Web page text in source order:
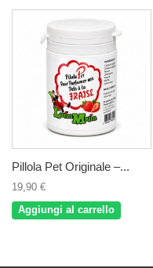
Pillola Pet Originale –...
19,90 €
Aggiungi al carrello